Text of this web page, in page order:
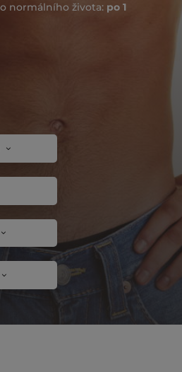
normálního života: po 1